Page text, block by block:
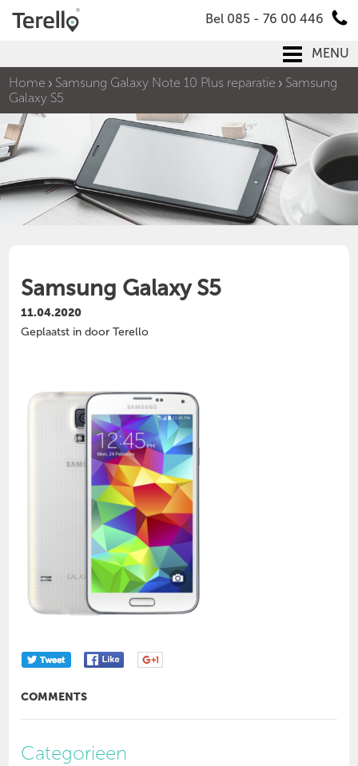
Bel 085 - 76 00 446
MENU
Home
Samsung Galaxy Note 10 Plus reparatie
Samsung
Galaxy S5
Samsung Galaxy S5
11.04.2020
Geplaatst in door Terello
COMMENTS
Categorieen